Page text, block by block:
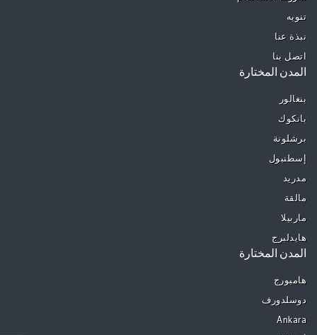
تنويه
نبذة عنا
اتصل بنا
المدن المختارة
بنغالور
بانكوك
برشلونة
إسطنبول
مدريد
مالقة
ماربيلا
هايدلبرج
المدن المختارة
هامبورج
دوسلدورف
Ankara